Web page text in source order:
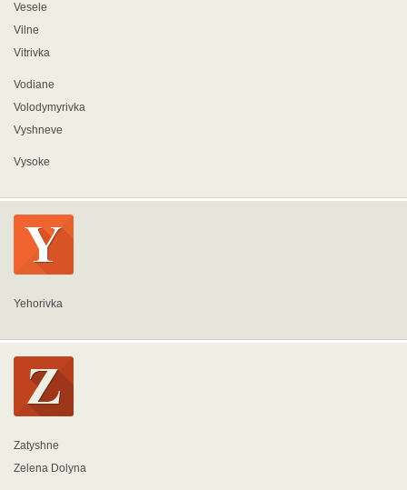
Vesele
Vilne
Vitrivka
Vodiane
Volodymyrivka
Vyshneve
Vysoke
Yehorivka
Zatyshne
Zelena Dolyna